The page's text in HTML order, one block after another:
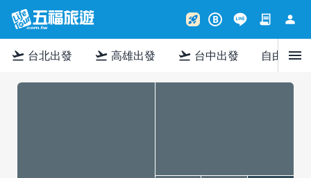
rocket_launch B contract person
flight_takeoff 台北出發 flight_takeoff 高雄出發 flight_takeoff 台中出發 自由行menu